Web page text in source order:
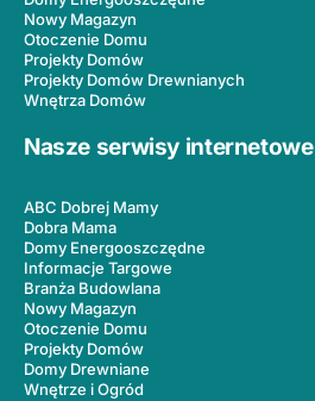
Nowy Magazyn
Otoczenie Domu
Projekty Domów
Projekty Domów Drewnianych
Wnętrza Domów
Nasze serwisy internetowe
ABC Dobrej Mamy
Dobra Mama
Domy Energooszczędne
Informacje Targowe
Branża Budowlana
Nowy Magazyn
Otoczenie Domu
Projekty Domów
Domy Drewniane
Wnętrze i Ogród